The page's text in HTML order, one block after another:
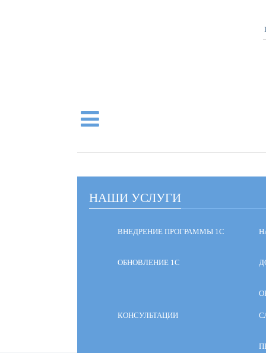
НАШИ УСЛУГИ
ВНЕДРЕНИЕ ПРОГРАММЫ 1С
ОБНОВЛЕНИЕ 1С
КОНСУЛЬТАЦИИ